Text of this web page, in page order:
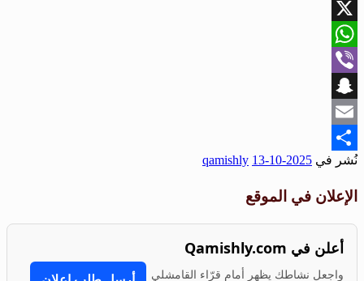
Facebook
X
WhatsApp
Viber
Snapchat
Email
Share
نُشر في 2025-10-13
qamishly
الإعلان في الموقع
أعلن في Qamishly.com
واجعل نشاطك يظهر أمام قرّاء القامشلي